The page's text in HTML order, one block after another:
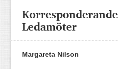
Korresponderande
Ledamöter
Margareta Nilson